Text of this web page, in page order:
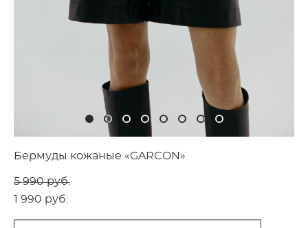
Бермуды кожаные «GARCON»
5 990 pуб.
1 990 pуб.